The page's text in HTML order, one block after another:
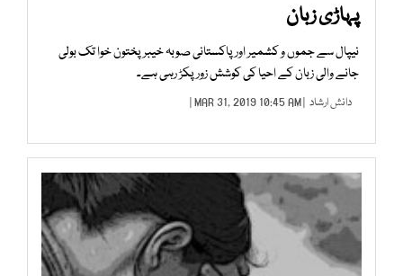
پہاڑی زبان
نیپال سے جموں و کشمیر اور پاکستانی صوبہ خیبرپختون خوا تک بولی
جانے والی زبان کے احیا کی کوشش زور پکڑ رہی ہے۔
دانش ارشاد | MAR 31, 2019 10:45 AM |